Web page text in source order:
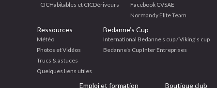
CICHabitables et CICDériveurs
Facebook CVSAE
Normandy Elite Team
Ressources
Météo
Photos et Vidéos
Trucs & astuces
Quelques liens utiles
Bedanne’s Cup
International Bedanne s cup / Viking’s cup
Bedanne’s Cup Inter Entreprises
Emploi et formation Boutique club